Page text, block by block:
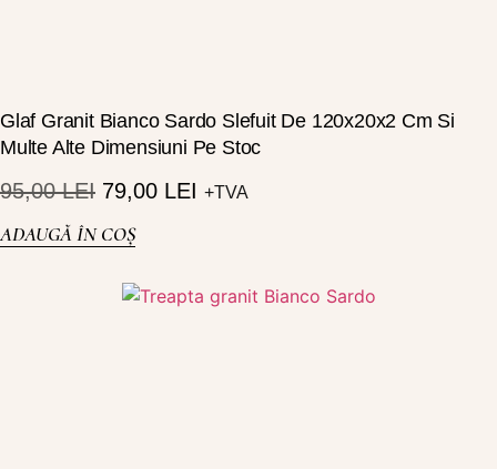
Glaf Granit Bianco Sardo Slefuit De 120x20x2 Cm Si
Multe Alte Dimensiuni Pe Stoc
95,00LEI 79,00 LEI +TVA
ADAUGĂ ÎN COȘ